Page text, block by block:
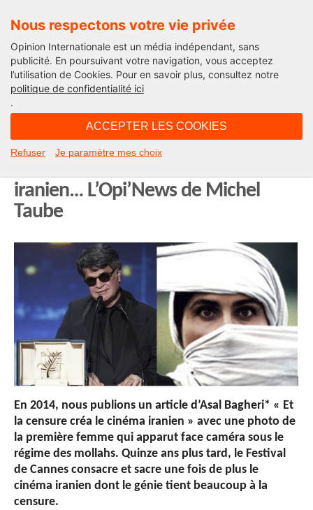
Nous respectons votre vie privée
Opinion Internationale est un média indépendant, sans
publicité. En poursuivant votre navigation, vous acceptez
l’utilisation de Cookies. Pour en savoir plus, consultez notre
politique de confidentialité ici
.
ACCEPTER LES COOKIES
Refuser Je paramètre mes choix
Edito
Cannes, Palme d’or à Jafar Panahi…
iranien… L’Opi’News de Michel
Taube
En 2014, nous publions un article d’Asal Bagheri* « Et
la censure créa le cinéma iranien » avec une photo de
la première femme qui apparut face caméra sous le
régime des mollahs. Quinze ans plus tard, le Festival
de Cannes consacre et sacre une fois de plus le
cinéma iranien dont le génie tient beaucoup à la
censure.